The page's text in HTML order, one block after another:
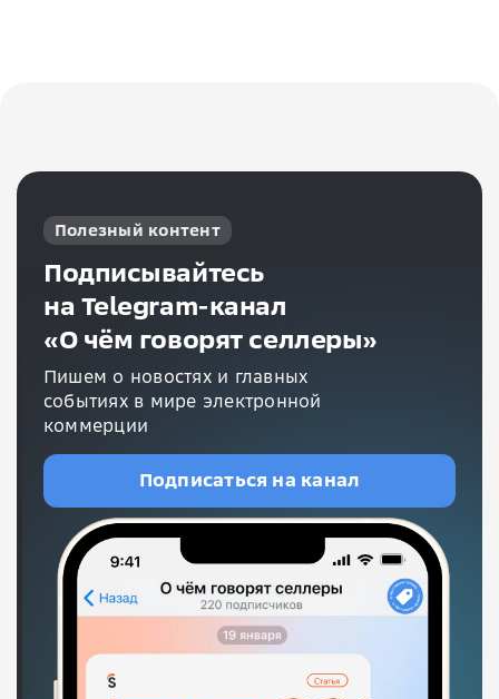
Полезный контент
Подписывайтесь
на Telegram-канал
«О чём говорят селлеры»
Пишем о новостях и главных
событиях в мире электронной
коммерции
Подписаться на канал